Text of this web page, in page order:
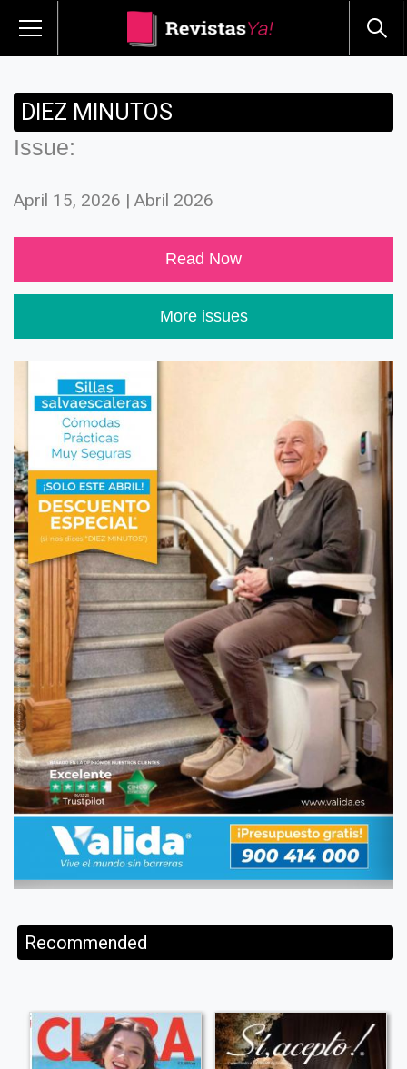
DIEZ MINUTOS
Issue:
April 15, 2026 | Abril 2026
Read Now
More issues
Recommended